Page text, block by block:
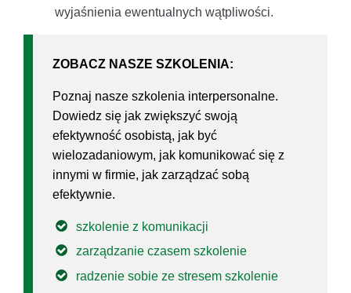
wyjaśnienia ewentualnych wątpliwości.
ZOBACZ NASZE SZKOLENIA:
Poznaj nasze szkolenia interpersonalne.
Dowiedz się jak zwiększyć swoją
efektywność osobistą, jak być
wielozadaniowym, jak komunikować się z
innymi w firmie, jak zarządzać sobą
efektywnie.
szkolenie z komunikacji
zarządzanie czasem szkolenie
radzenie sobie ze stresem szkolenie